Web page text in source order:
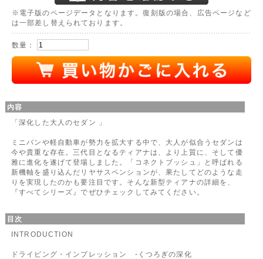
※電子版のページデータとなります。復刻版の場合、広告ページなど
は一部差し替えられております。
数量：
内容
「深化した大人のセダン 」
ミニバンや軽自動車が勢力を拡大する中で、大人が似合うセダンは
今や貴重な存在。三代目となるティアナは、より上質に、そして優
雅に進化を遂げて登場しました。「コネクトブッシュ」と呼ばれる
新機軸を盛り込んだリヤサスペンションが、果たしてどのような走
りを実現したのかも要注目です。そんな新型ティアナの詳細を、
『すべてシリーズ』でぜひチェックしてみてください。
目次
INTRODUCTION
ドライビング・インプレッション -くつろぎの深化